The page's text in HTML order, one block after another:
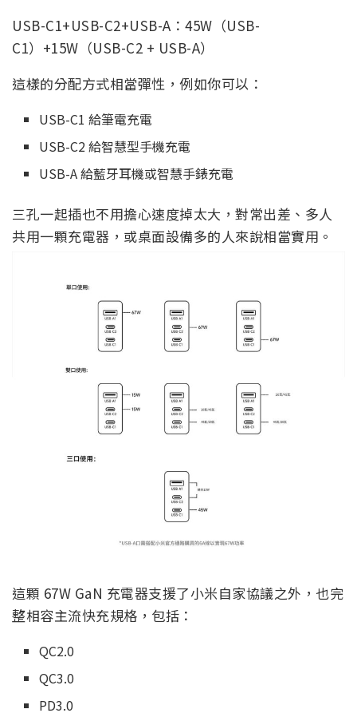
USB-C1+USB-C2+USB-A：45W（USB-
C1）+15W（USB-C2 + USB-A）
這樣的分配方式相當彈性，例如你可以：
USB-C1 給筆電充電
USB-C2 給智慧型手機充電
USB-A 給藍牙耳機或智慧手錶充電
三孔一起插也不用擔心速度掉太大，對常出差、多人
共用一顆充電器，或桌面設備多的人來說相當實用。
這顆 67W GaN 充電器支援了小米自家協議之外，也完
整相容主流快充規格，包括：
QC2.0
QC3.0
PD3.0